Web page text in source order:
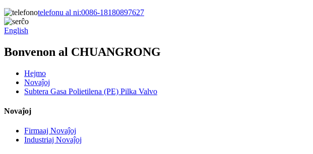
telefonu al ni:0086-18180897627
English
Bonvenon al CHUANGRONG
Hejmo
Novaĵoj
Subtera Gasa Polietilena (PE) Pilka Valvo
Novaĵoj
Firmaaj Novaĵoj
Industriaj Novaĵoj